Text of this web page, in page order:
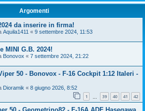
Argomenti
da inserire in firma!
Aquila1411 « 9 settembre 2024, 11:53
MINI G.B. 2024!
Bonovox « 7 settembre 2024, 21:22
50 - Bonovox - F-16 Cockpit 1:12 Italeri -
Dioramik « 8 giugno 2026, 8:52
1 39 40 41 42